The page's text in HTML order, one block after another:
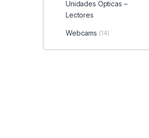
Unidades Opticas –
Lectores
Webcams (14)